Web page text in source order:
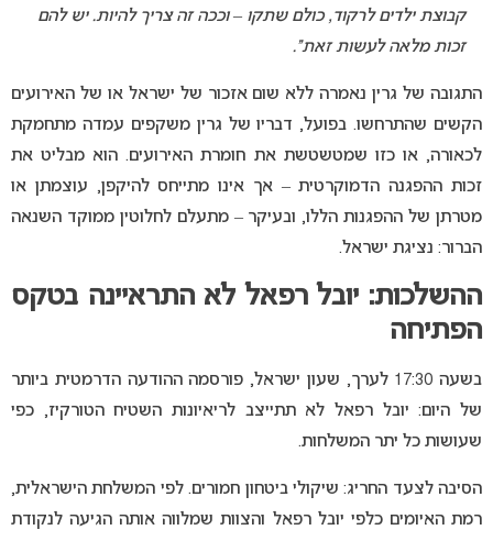
קבוצת ילדים לרקוד, כולם שתקו – וככה זה צריך להיות. יש להם
זכות מלאה לעשות זאת”.
התגובה של גרין נאמרה ללא שום אזכור של ישראל או של האירועים
הקשים שהתרחשו. בפועל, דבריו של גרין משקפים עמדה מתחמקת
לכאורה, או כזו שמטשטשת את חומרת האירועים. הוא מבליט את
זכות ההפגנה הדמוקרטית – אך אינו מתייחס להיקפן, עוצמתן או
מטרתן של ההפגנות הללו, ובעיקר – מתעלם לחלוטין ממוקד השנאה
הברור: נציגת ישראל.
ההשלכות: יובל רפאל לא התראיינה בטקס
הפתיחה
בשעה 17:30 לערך, שעון ישראל, פורסמה ההודעה הדרמטית ביותר
של היום: יובל רפאל לא תתייצב לריאיונות השטיח הטורקיז, כפי
שעושות כל יתר המשלחות.
הסיבה לצעד החריג: שיקולי ביטחון חמורים. לפי המשלחת הישראלית,
רמת האיומים כלפי יובל רפאל והצוות שמלווה אותה הגיעה לנקודת